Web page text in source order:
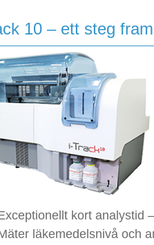
10 – ett steg
kort analystid
läkemedelsnivå och